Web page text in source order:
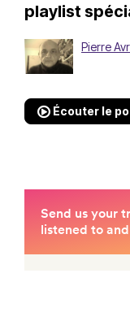
playlist
Pierre
Écouter le